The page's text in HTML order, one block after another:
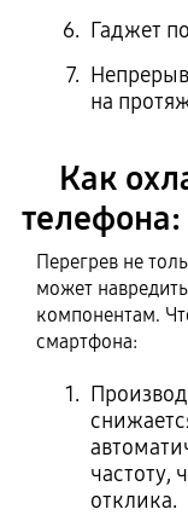
Гаджет
на
Как
телефона:
Перегрев не
может
компонентам.
смартфона:
частоту,
отклика.